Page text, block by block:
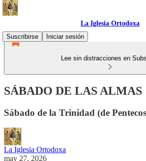
La Iglesia Ortodoxa
Suscribirse
Iniciar sesión
Lee sin distracciones en
SÁBADO DE LAS ALMAS
Sábado de la Trinidad (de
La Iglesia Ortodoxa
may 27, 2026